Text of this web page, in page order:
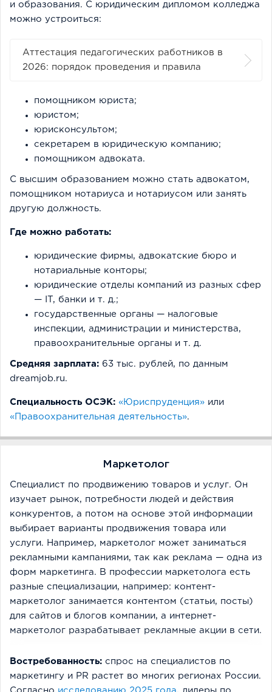
и образования. С юридическим дипломом колледжа
можно устроиться:
Аттестация педагогических работников в
2026: порядок проведения и правила
помощником юриста;
юристом;
юрисконсультом;
секретарем в юридическую компанию;
помощником адвоката.
С высшим образованием можно стать адвокатом,
помощником нотариуса и нотариусом или занять
другую должность.
Где можно работать:
юридические фирмы, адвокатские бюро и
нотариальные конторы;
юридические отделы компаний из разных сфер
— IT, банки и т. д.;
государственные органы — налоговые
инспекции, администрации и министерства,
правоохранительные органы и т. д.
Средняя зарплата: 63 тыс. рублей, по данным
dreamjob.ru.
Специальность ОСЭК: «Юриспруденция» или
«Правоохранительная деятельность».
Маркетолог
Специалист по продвижению товаров и услуг. Он
изучает рынок, потребности людей и действия
конкурентов, а потом на основе этой информации
выбирает варианты продвижения товара или
услуги. Например, маркетолог может заниматься
рекламными кампаниями, так как реклама — одна из
форм маркетинга. В профессии маркетолога есть
разные специализации, например: контент-
маркетолог занимается контентом (статьи, посты)
для сайтов и блогов компании, а интернет-
маркетолог разрабатывает рекламные акции в сети.
Востребованность: спрос на специалистов по
маркетингу и PR растет во многих регионах России.